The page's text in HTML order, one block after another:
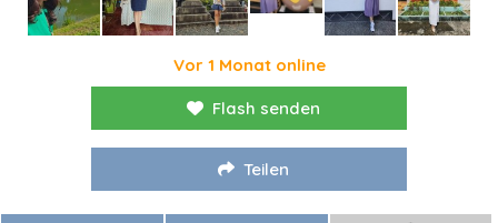
Vor 1 Monat online
Flash senden
Teilen